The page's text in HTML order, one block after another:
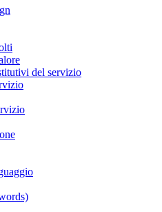
del servizio